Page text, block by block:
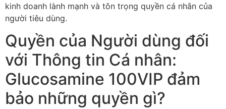
kinh doanh lành mạnh và tôn trọng quyền cá nhân của
người tiêu dùng.
Quyền của Người dùng đối
với Thông tin Cá nhân:
Glucosamine 100VIP đảm
bảo những quyền gì?